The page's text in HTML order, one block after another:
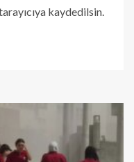
kaydedilsin.